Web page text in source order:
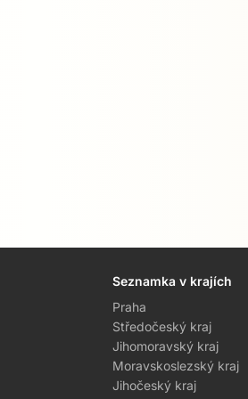
Seznamka v krajích
Praha
Středočeský kraj
Jihomoravský kraj
Moravskoslezský kraj
Jihočeský kraj